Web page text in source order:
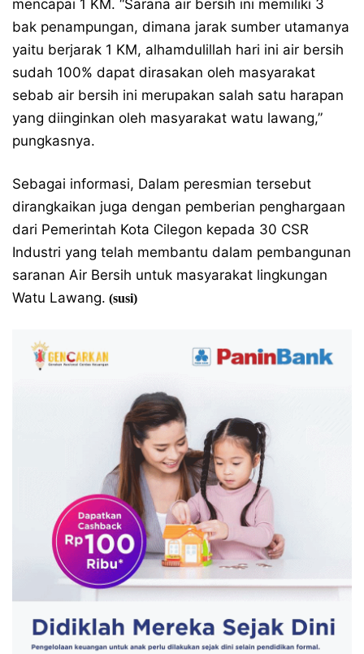
mencapai 1 KM. “Sarana air bersih ini memiliki 3
bak penampungan, dimana jarak sumber utamanya
yaitu berjarak 1 KM, alhamdulillah hari ini air bersih
sudah 100% dapat dirasakan oleh masyarakat
sebab air bersih ini merupakan salah satu harapan
yang diinginkan oleh masyarakat watu lawang,”
pungkasnya.
Sebagai informasi, Dalam peresmian tersebut
dirangkaikan juga dengan pemberian penghargaan
dari Pemerintah Kota Cilegon kepada 30 CSR
Industri yang telah membantu dalam pembangunan
saranan Air Bersih untuk masyarakat lingkungan
Watu Lawang. (susi)